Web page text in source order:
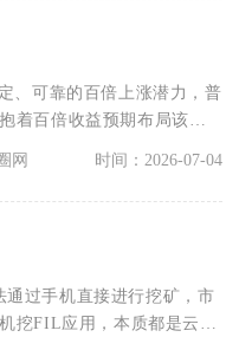
、可靠的百倍上涨潜力，普
着百倍收益预期布局该币
网 时间：2026-07-04
通过手机直接进行挖矿，市
挖FIL应用，本质都是云算